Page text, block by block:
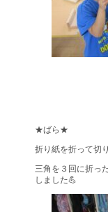
★ばら★
折り紙を折って切
三角を３回に折っ
しました💪